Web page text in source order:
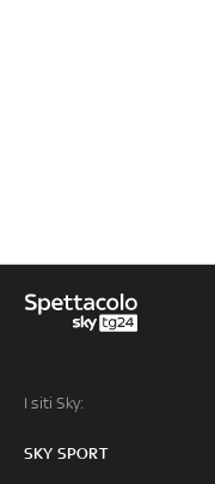
I siti Sky:
SKY SPORT